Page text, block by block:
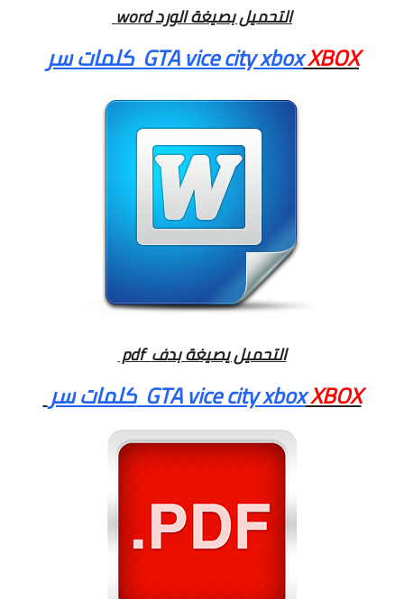
word التحميل بصيغة الورد
كلمات سر GTA vice city xboxXBOX
pdf التحميل يصيغة بدف
كلمات سر GTA vice city xboxXBOX